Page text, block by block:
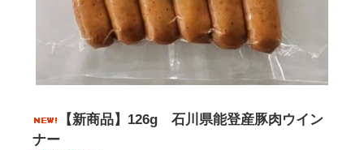
2025/01/05
「地域から元気に！！」天狗ハムでは【金沢市】
の「ふるさと納税返礼品」に提供しております。
【新商品】126g 石川県能登産豚肉ウイン
ナー